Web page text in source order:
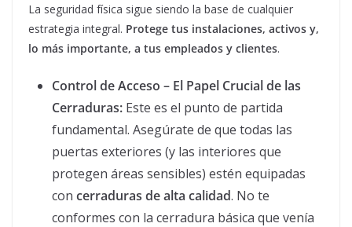
La seguridad física sigue siendo la base de cualquier
estrategia integral. Protege tus instalaciones, activos y,
lo más importante, a tus empleados y clientes.
Control de Acceso – El Papel Crucial de las
Cerraduras: Este es el punto de partida
fundamental. Asegúrate de que todas las
puertas exteriores (y las interiores que
protegen áreas sensibles) estén equipadas
con cerraduras de alta calidad. No te
conformes con la cerradura básica que venía